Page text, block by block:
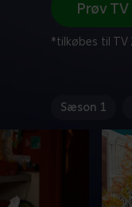
Prøv
*tilkøbes til TV
Sæson 1